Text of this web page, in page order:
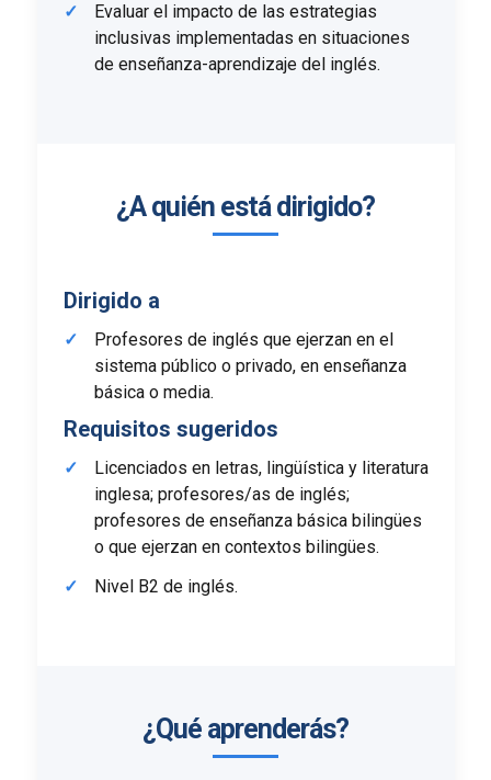
Evaluar el impacto de las estrategias
inclusivas implementadas en situaciones
de enseñanza-aprendizaje del inglés.
¿A quién está dirigido?
Dirigido a
Profesores de inglés que ejerzan en el
sistema público o privado, en enseñanza
básica o media.
Requisitos sugeridos
Licenciados en letras, lingüística y literatura
inglesa; profesores/as de inglés;
profesores de enseñanza básica bilingües
o que ejerzan en contextos bilingües.
Nivel B2 de inglés.
¿Qué aprenderás?